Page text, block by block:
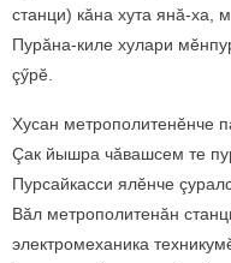
станци) кăна хута янă-ха,
Пурăна-киле хулари
çӳрӗ.
Хусан метрополитенӗнче
Çак йышра чăвашсем те
Пурсайкасси ялӗнче
Вăл метрополитенăн
электромеханика